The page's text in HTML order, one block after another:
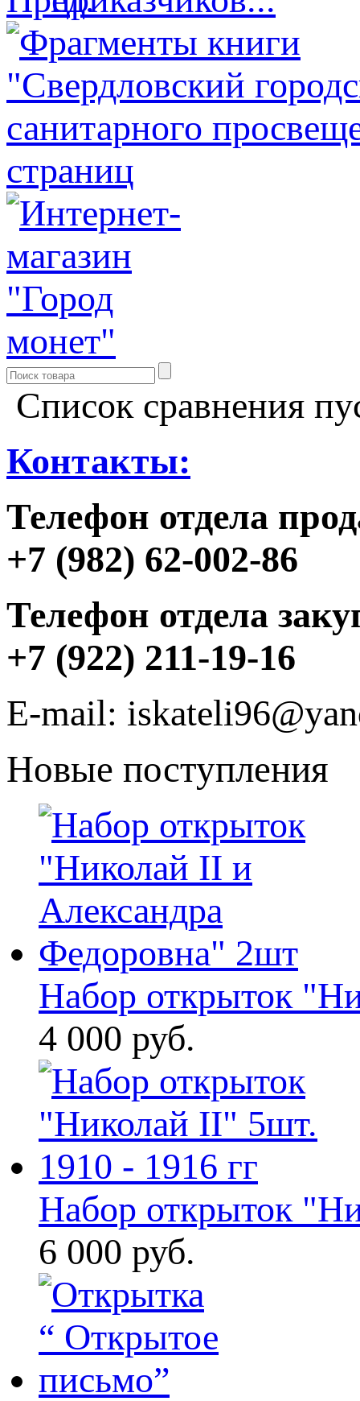
Список сравнения
Контакты:
Телефон отдела
+7 (982) 62-002-86
Телефон отдела
+7 (922) 211-19-16
E-mail:
Новые поступления
Набор открыток
4 000 руб.
Набор открыток
6 000 руб.